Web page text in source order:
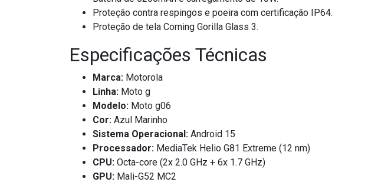
Proteção contra respingos e poeira com certificação IP64.
Proteção de tela Corning Gorilla Glass 3.
Especificações Técnicas
Marca: Motorola
Linha: Moto g
Modelo: Moto g06
Cor: Azul Marinho
Sistema Operacional: Android 15
Processador: MediaTek Helio G81 Extreme (12 nm)
CPU: Octa-core (2x 2.0 GHz + 6x 1.7 GHz)
GPU: Mali-G52 MC2